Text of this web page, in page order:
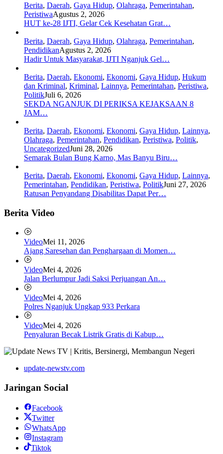
Berita, Daerah, Gaya Hidup, Olahraga, Pemerintahan,
PeristiwaAgustus 2, 2026
HUT ke-28 IJTI, Gelar Cek Kesehatan Grat…
Berita, Daerah, Gaya Hidup, Olahraga, Pemerintahan,
PendidikanAgustus 2, 2026
Hadir Untuk Masyarakat, IJTI Nganjuk Gel…
Berita, Daerah, Ekonomi, Ekonomi, Gaya Hidup, Hukum
dan Kriminal, Kriminal, Lainnya, Pemerintahan, Peristiwa,
PolitikJuli 6, 2026
SEKDA NGANJUK DI PERIKSA KEJAKSAAN 8
JAM…
Berita, Daerah, Ekonomi, Ekonomi, Gaya Hidup, Lainnya,
Olahraga, Pemerintahan, Pendidikan, Peristiwa, Politik,
UncategorizedJuni 28, 2026
Semarak Bulan Bung Karno, Mas Banyu Biru…
Berita, Daerah, Ekonomi, Ekonomi, Gaya Hidup, Lainnya,
Pemerintahan, Pendidikan, Peristiwa, PolitikJuni 27, 2026
Ratusan Penyandang Disabilitas Dapat Per…
Berita Video
VideoMei 11, 2026
Ajang Saresehan dan Penghargaan di Momen…
VideoMei 4, 2026
Jalan Berlumpur Jadi Saksi Perjuangan An…
VideoMei 4, 2026
Polres Nganjuk Ungkap 933 Perkara
VideoMei 4, 2026
Penyaluran Becak Listrik Gratis di Kabup…
update-newstv.com
Jaringan Social
Facebook
Twitter
WhatsApp
Instagram
Tiktok